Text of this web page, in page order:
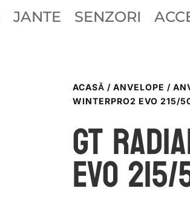
JANTE SENZORI
ACASĂ / ANVELOPE /
WINTERPRO2 EVO 215/
GT
EVO